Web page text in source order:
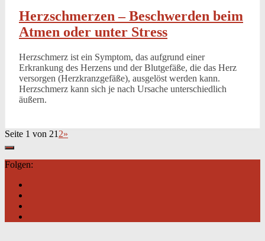
Herzschmerzen – Beschwerden beim
Atmen oder unter Stress
Herzschmerz ist ein Symptom, das aufgrund einer
Erkrankung des Herzens und der Blutgefäße, die das Herz
versorgen (Herzkranzgefäße), ausgelöst werden kann.
Herzschmerz kann sich je nach Ursache unterschiedlich
äußern.
Seite 1 von 21 2»
Folgen: